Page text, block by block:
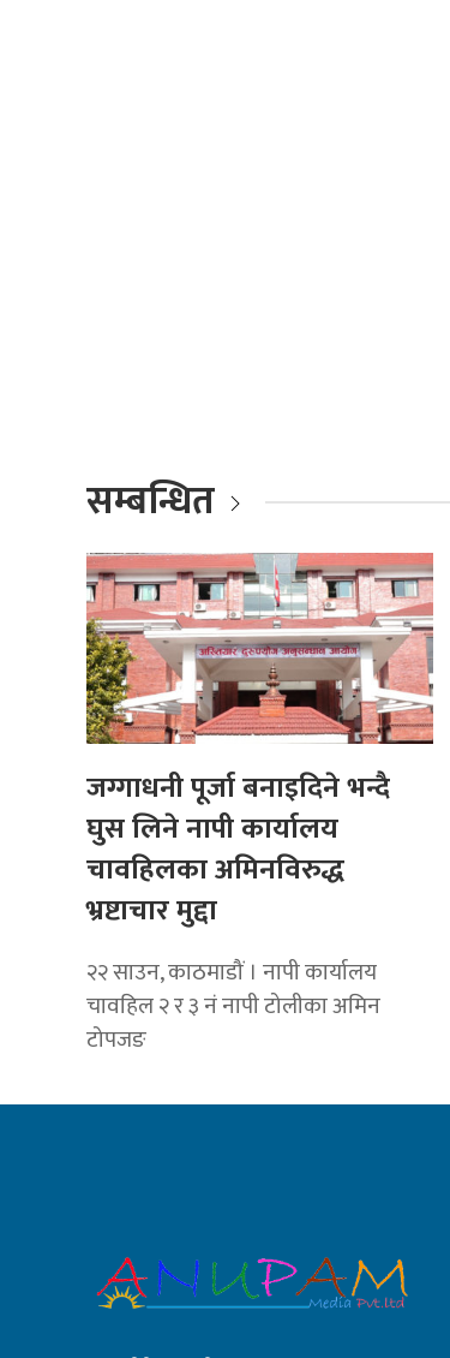
सम्बन्धित
जग्गाधनी पूर्जा बनाइदिने भन्दै
घुस लिने नापी कार्यालय
चावहिलका अमिनविरुद्ध
भ्रष्टाचार मुद्दा
२२ साउन, काठमाडौं । नापी कार्यालय
चावहिल २ र ३ नं नापी टोलीका अमिन
टोपजङ